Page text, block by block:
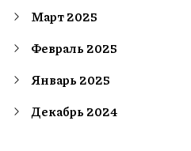
Март 2025
Февраль 2025
Январь 2025
Декабрь 2024